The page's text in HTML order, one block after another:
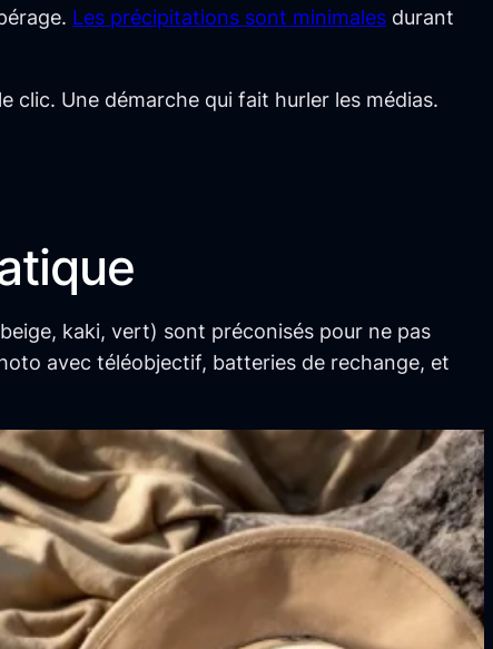
Les précipitations sont minimales durant
Une démarche qui fait hurler les médias.
kaki, vert) sont préconisés pour ne pas
avec téléobjectif, batteries de rechange, et